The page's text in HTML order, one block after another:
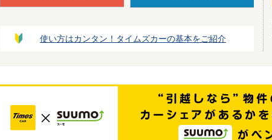
使い方はカンタン！タイムズカーの基本をご紹介